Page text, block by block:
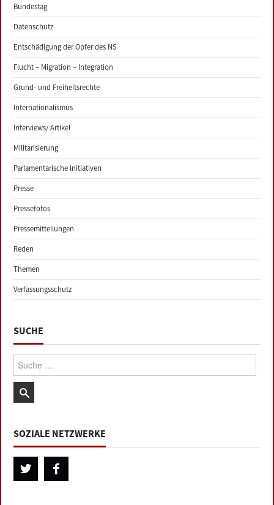
Bundestag
Datenschutz
Entschädigung der Opfer des NS
Flucht – Migration – Integration
Grund- und Freiheitsrechte
Internationalismus
Interviews/ Artikel
Militarisierung
Parlamentarische Initiativen
Presse
Pressefotos
Pressemitteilungen
Reden
Themen
Verfassungsschutz
SUCHE
Suche:
SOZIALE NETZWERKE